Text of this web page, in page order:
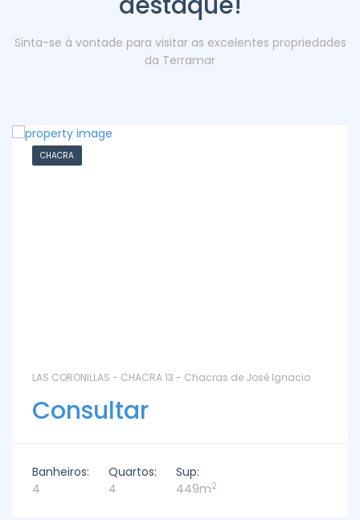
Sinta-se à vontade para visitar as excelentes propriedades
da Terramar
CHACRA
LAS CORONILLAS - CHACRA 13 - Chacras de José Ignacio
Consultar
Banheiros:
4
Quartos:
4
Sup:
449m2